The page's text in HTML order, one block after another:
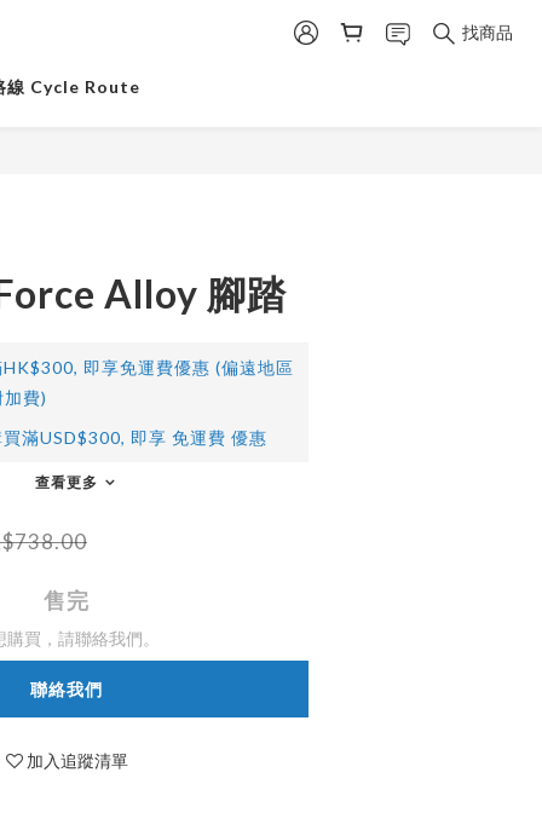
找商品
線 Cycle Route
Alloy 腳踏
即享免運費優惠 (偏遠地區
費)
滿USD$300, 即享 免運費 優惠
查看更多
售完
購買，請聯絡我們。
聯絡我們
加入追蹤清單